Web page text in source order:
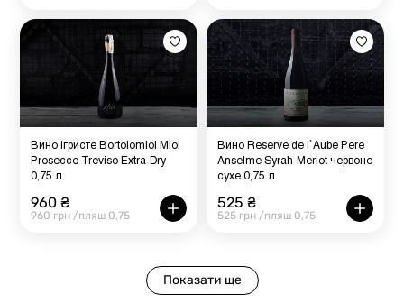
Вино ігристе Bortolomiol Miol
Prosecco Treviso Extra-Dry
0,75 л
960 ₴
960 грн /пляш 0,75
Вино Reserve de l`Aube Pere
Anselme Syrah-Merlot червоне
сухе 0,75 л
525 ₴
525 грн /пляш 0,75
Показати ще